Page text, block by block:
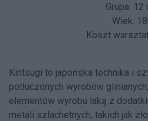
Grupa: 12
Wiek:
Koszt
Kintsugi to japońska technika i
potłuczonych wyrobów
elementów wyrobu laką z
metali szlachetnych, takich jak